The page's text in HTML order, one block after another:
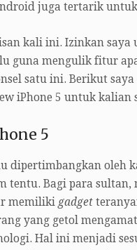
juga tertarik untuk
kali ini. Izinkan saya
guna mengulik fitur
satu ini. Berikut saya
iPhone 5 untuk kalian
5
dipertimbangkan oleh
tentu. Bagi para sultan,
memiliki gadget
yang getol
Hal ini menjadi